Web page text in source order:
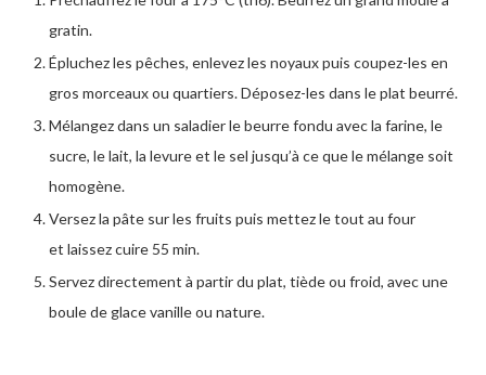
gratin.
Épluchez les pêches, enlevez les noyaux puis coupez-les en
gros morceaux ou quartiers. Déposez-les dans le plat beurré.
Mélangez dans un saladier le beurre fondu avec la farine, le
sucre, le lait, la levure et le sel jusqu’à ce que le mélange soit
homogène.
Versez la pâte sur les fruits puis mettez le tout au four
et laissez cuire 55 min.
Servez directement à partir du plat, tiède ou froid, avec une
boule de glace vanille ou nature.